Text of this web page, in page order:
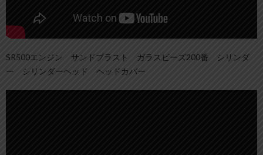
SR500エンジン サンドブラスト ガラスビーズ200番 シリンダ
ー シリンダーヘッド ヘッドカバー